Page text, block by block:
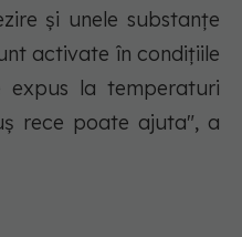
și unele substanțe
activate în condițiile
expus la temperaturi
rece poate ajuta", a